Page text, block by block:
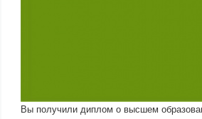
Вы получили диплом о высшем